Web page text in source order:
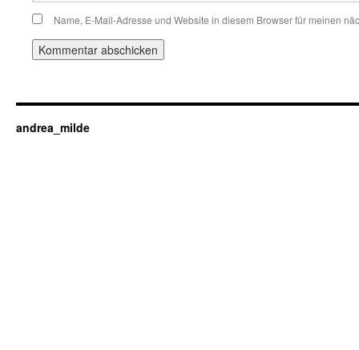
Name, E-Mail-Adresse und Website in diesem Browser für meinen
andrea_milde